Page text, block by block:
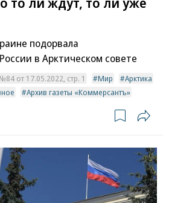
подорвала
в Арктическом совете
от 17.05.2022, стр. 1 Мир
Арктика
Архив газеты «Коммерсантъ»